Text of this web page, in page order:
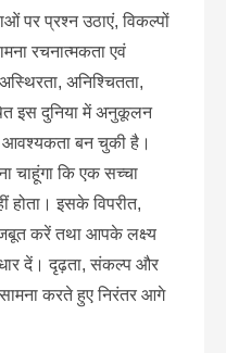
पर प्रश्न उठाएं, विकल्पों
रचनात्मकता एवं
अनिश्चितता,
इस दुनिया में अनुकूलन
आवश्यकता बन चुकी है।
चाहूंगा कि एक सच्चा
होता। इसके विपरीत,
करें तथा आपके लक्ष्य
दें। दृढ़ता, संकल्प और
करते हुए निरंतर आगे